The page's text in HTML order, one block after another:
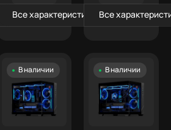
Все характеристики
Все
В наличии В наличии